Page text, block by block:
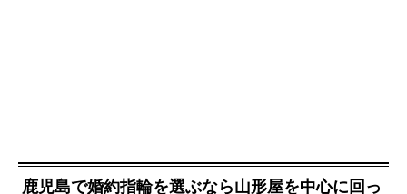
鹿児島で婚約指輪を選ぶなら山形屋を中心に回っ